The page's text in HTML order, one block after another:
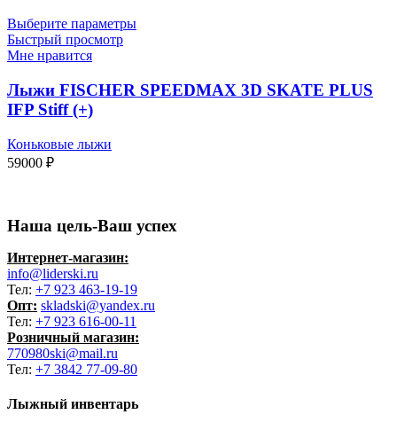
Выберите параметры
Быстрый просмотр
Мне нравится
Лыжи FISCHER SPEEDMAX 3D SKATE PLUS
IFP Stiff (+)
Коньковые лыжи
59000 ₽
Наша цель-Ваш успех
Интернет-магазин:
info@liderski.ru
Тел: +7 923 463-19-19
Опт: skladski@yandex.ru
Тел: +7 923 616-00-11
Розничный магазин:
770980ski@mail.ru
Тел: +7 3842 77-09-80
Лыжный инвентарь